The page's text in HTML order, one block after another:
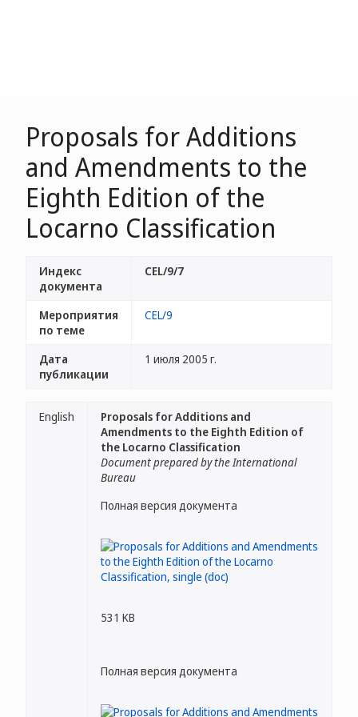
Proposals for Additions
and Amendments to the
Eighth Edition of the
Locarno Classification
Индекс
документа
CEL/9/7
Мероприятия
по теме
CEL/9
Дата
публикации
1 июля 2005 г.
English
Proposals for Additions and
Amendments to the Eighth Edition of
the Locarno Classification
Document prepared by the International
Bureau
Полная версия документа
531 KB
Полная версия документа